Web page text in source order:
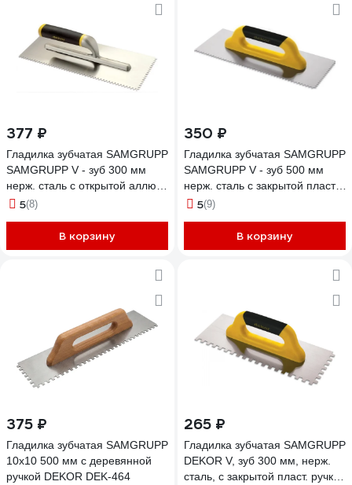
377 ₽
Гладилка зубчатая SAMGRUPP
SAMGRUPP V - зуб 300 мм
нерж. сталь с открытой аллюм.
5(8)
В корзину
350 ₽
Гладилка зубчатая SAMGRUPP
SAMGRUPP V - зуб 500 мм
нерж. сталь с закрытой пласт.
5(9)
В корзину
375 ₽
Гладилка зубчатая SAMGRUPP
10х10 500 мм с деревянной
ручкой DEKOR DEK-464
265 ₽
Гладилка зубчатая SAMGRUPP
DEKOR V, зуб 300 мм, нерж.
сталь, с закрытой пласт. ручкой